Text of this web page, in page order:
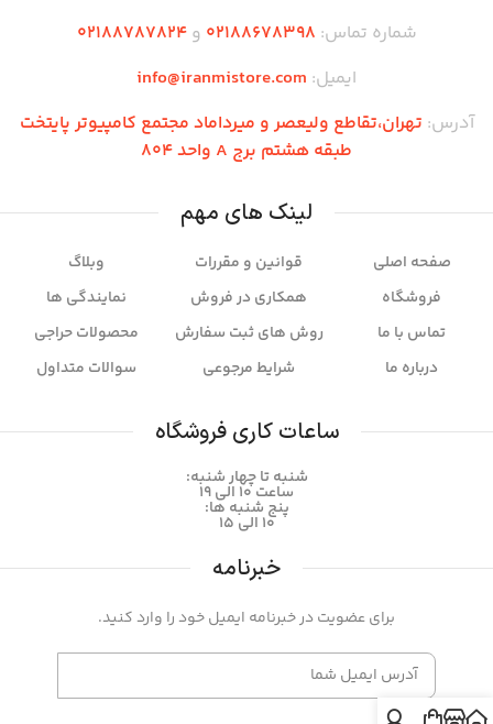
شماره تماس: 02188678398 و02188787824
ایمیل: info@iranmistore.com
آدرس: تهران،تقاطع ولیعصر و میرداماد مجتمع کامپیوتر پایتخت
طبقه هشتم برج A واحد 804
لینک های مهم
صفحه اصلی
فروشگاه
تماس با ما
درباره ما
قوانین و مقررات
همکاری در فروش
روش های ثبت سفارش
شرایط مرجوعی
وبلاگ
نمایندگی ها
محصولات حراجی
سوالات متداول
ساعات کاری فروشگاه
شنبه تا چهار شنبه:
ساعت ۱۰ الی 19
پنج شنبه ها:
۱۰ الی 15
خبرنامه
برای عضویت در خبرنامه ایمیل خود را وارد کنید.